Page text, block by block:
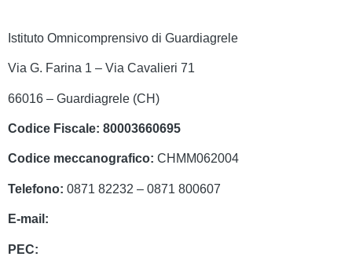
Istituto Omnicomprensivo di Guardiagrele
Via G. Farina 1 – Via Cavalieri 71
66016 – Guardiagrele (CH)
Codice Fiscale: 80003660695
Codice meccanografico: CHMM062004
Telefono: 0871 82232 – 0871 800607
E-mail:
PEC: